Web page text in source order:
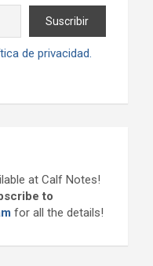
de privacidad.
at Calf Notes!
to
for all the details!